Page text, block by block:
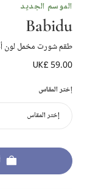
الموسم الجديد
Babidu
طقم شورت مخمل لون
UK£ 59.00
إختر المقاس
إختر المقاس